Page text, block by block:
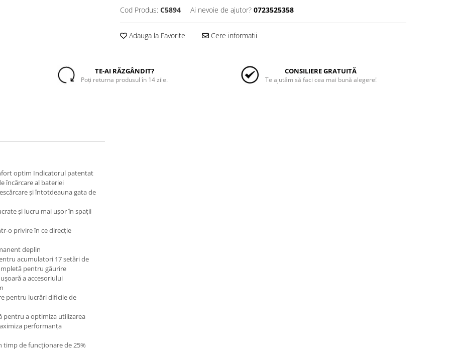
Cod Produs: C5894 Ai nevoie de ajutor? 0723525358
Adauga la Favorite Cere informatii
TE-AI RĂZGÂNDIT?
Poți returna produsul în 14 zile.
CONSILIERE GRATUITĂ
Te ajutăm să faci cea mai bună alegere!
optim Indicatorul patentat
încărcare al bateriei
şi întotdeauna gata de
şi lucru mai uşor în spaţii
o privire în ce direcţie
deplin
acumulatori 17 setări de
pentru găurire
a accesoriului
pentru lucrări dificile de
pentru a optimiza utilizarea
performanţa
timp de funcţionare de 25%